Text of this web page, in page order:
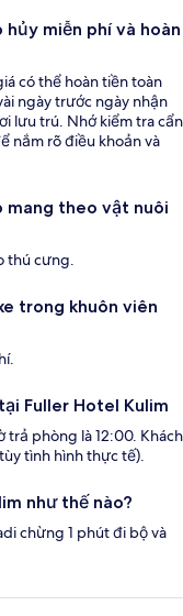
miễn phí và hoàn
có thể hoàn tiền toàn
ngày trước ngày nhận
lưu trú. Nhớ kiểm tra cẩn
nắm rõ điều khoản và
mang theo vật nuôi
thú cưng.
trong khuôn viên
Fuller Hotel Kulim
trả phòng là 12:00. Khách
tình hình thực tế).
như thế nào?
chừng 1 phút đi bộ và